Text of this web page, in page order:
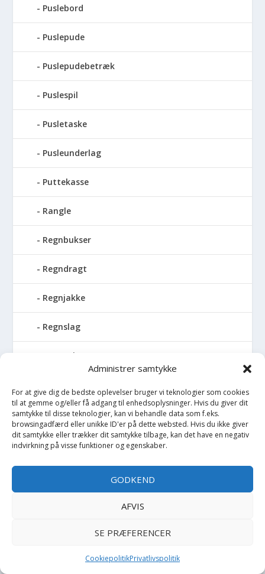
Administrer samtykke
For at give dig de bedste oplevelser bruger vi teknologier som cookies
til at gemme og/eller få adgang til enhedsoplysninger. Hvis du giver dit
samtykke til disse teknologier, kan vi behandle data som f.eks.
browsingadfærd eller unikke ID'er på dette websted. Hvis du ikke giver
dit samtykke eller trækker dit samtykke tilbage, kan det have en negativ
indvirkning på visse funktioner og egenskaber.
GODKEND
AFVIS
SE PRÆFERENCER
CookiepolitikPrivatlivspolitik
Puslebord
Puslepude
Puslepudebetræk
Puslespil
Pusletaske
Pusleunderlag
Puttekasse
Rangle
Regnbukser
Regndragt
Regnjakke
Regnslag
Regntøj
Rygsæk
Sandal
Sengehimmel